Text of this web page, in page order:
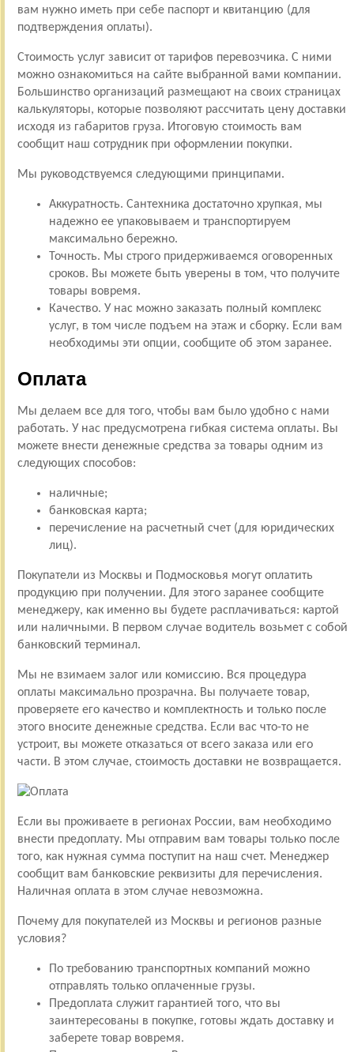
вам нужно иметь при себе паспорт и квитанцию (для
подтверждения оплаты).
Стоимость услуг зависит от тарифов перевозчика. С ними
можно ознакомиться на сайте выбранной вами компании.
Большинство организаций размещают на своих страницах
калькуляторы, которые позволяют рассчитать цену доставки
исходя из габаритов груза. Итоговую стоимость вам
сообщит наш сотрудник при оформлении покупки.
Мы руководствуемся следующими принципами.
Аккуратность. Сантехника достаточно хрупкая, мы
надежно ее упаковываем и транспортируем
максимально бережно.
Точность. Мы строго придерживаемся оговоренных
сроков. Вы можете быть уверены в том, что получите
товары вовремя.
Качество. У нас можно заказать полный комплекс
услуг, в том числе подъем на этаж и сборку. Если вам
необходимы эти опции, сообщите об этом заранее.
Оплата
Мы делаем все для того, чтобы вам было удобно с нами
работать. У нас предусмотрена гибкая система оплаты. Вы
можете внести денежные средства за товары одним из
следующих способов:
наличные;
банковская карта;
перечисление на расчетный счет (для юридических
лиц).
Покупатели из Москвы и Подмосковья могут оплатить
продукцию при получении. Для этого заранее сообщите
менеджеру, как именно вы будете расплачиваться: картой
или наличными. В первом случае водитель возьмет с собой
банковский терминал.
Мы не взимаем залог или комиссию. Вся процедура
оплаты максимально прозрачна. Вы получаете товар,
проверяете его качество и комплектность и только после
этого вносите денежные средства. Если вас что-то не
устроит, вы можете отказаться от всего заказа или его
части. В этом случае, стоимость доставки не возвращается.
Если вы проживаете в регионах России, вам необходимо
внести предоплату. Мы отправим вам товары только после
того, как нужная сумма поступит на наш счет. Менеджер
сообщит вам банковские реквизиты для перечисления.
Наличная оплата в этом случае невозможна.
Почему для покупателей из Москвы и регионов разные
условия?
По требованию транспортных компаний можно
отправлять только оплаченные грузы.
Предоплата служит гарантией того, что вы
заинтересованы в покупке, готовы ждать доставку и
заберете товар вовремя.